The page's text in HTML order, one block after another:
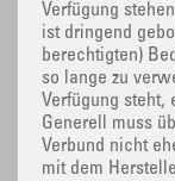
Verfügung
ist dringend
berechtigten)
so lange zu
Verfügung steht,
Generell muss
Verbund nicht
mit dem